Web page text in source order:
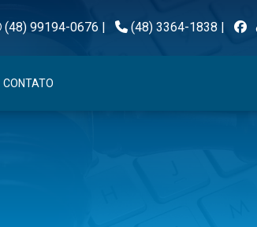
(48) 99194-0676 | (48) 3364-1838|
CONTATO